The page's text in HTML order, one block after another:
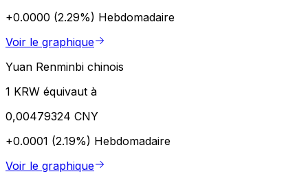
+0.0000 (2.29%) Hebdomadaire
Voir le graphique
Yuan Renminbi chinois
1 KRW équivaut à
0,00479324 CNY
+0.0001 (2.19%) Hebdomadaire
Voir le graphique